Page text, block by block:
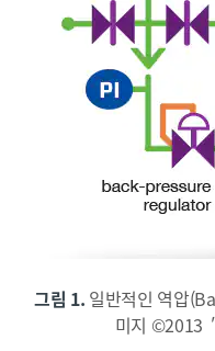
그림 1. 일반적인 역압
미지 ©2013